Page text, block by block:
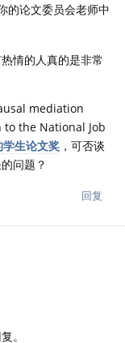
的论文委员会老师中
情的人真的是非常
mediation
the National Job
生论文奖 ，可否谈
问题？
回复
。